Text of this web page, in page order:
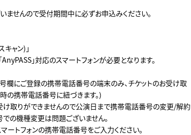
せんので受付期間中に必ずお申込みください。
ャン)」
」対応のスマートフォンが必要となります。
にご登録の携帯電話番号の端末のみ、チケットのお受け取
の携帯電話番号に紐づきます。)
取りができませんので公演日まで携帯電話番号の変更/解約
の機種変更は問題ございません。
トフォンの携帯電話番号をご入力ください。